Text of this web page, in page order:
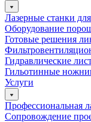
Лазерные станки
Оборудование
Готовые решения
Гидравлические
Гильотинные
Услуги
Профессиональная
Сопровождение